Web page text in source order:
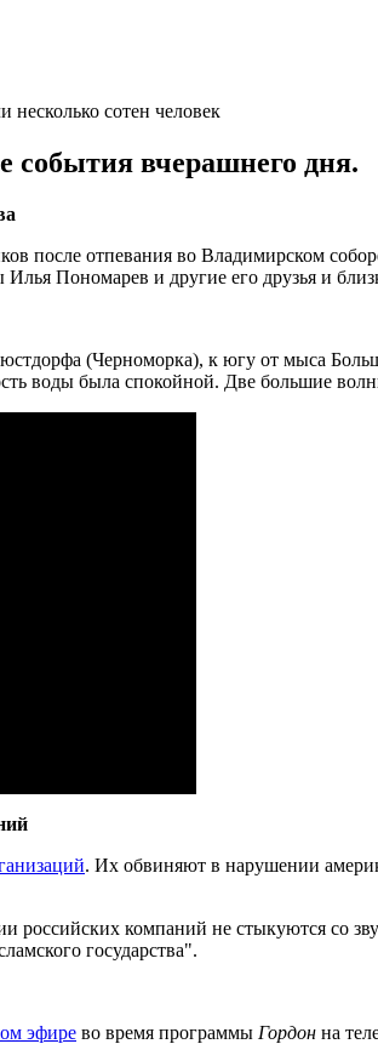
сотен человек
события вчерашнего дня.
после отпевания во Владимирском
Пономарев и другие его друзья и
(Черноморка), к югу от мыса
воды была спокойной. Две большие
. Их обвиняют в нарушении
российских компаний не стыкуются со
государства".
эфире во время программы Гордон на